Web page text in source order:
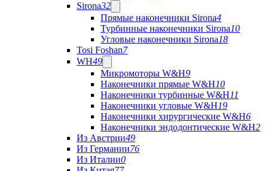
Sirona32
Прямые наконечники Sirona4
Турбинные наконечники Sirona10
Угловые наконечники Sirona18
Tosi Foshan7
WH49
Микромоторы W&H9
Наконечники прямые W&H10
Наконечники турбинные W&H11
Наконечники угловые W&H19
Наконечники хирургические W&H6
Наконечники эндодонтические W&H2
Из Австрии49
Из Германии76
Из Италии0